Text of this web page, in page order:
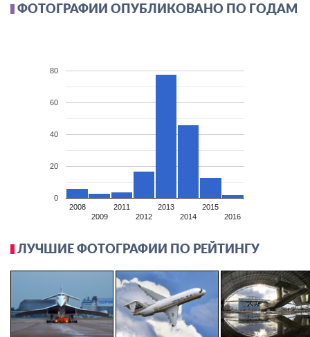
ФОТОГРАФИИ ОПУБЛИКОВАНО ПО ГОДАМ
2008
2009
2011
2012
2013
2014
2015
2016
0
20
40
60
80
ЛУЧШИЕ ФОТОГРАФИИ ПО РЕЙТИНГУ